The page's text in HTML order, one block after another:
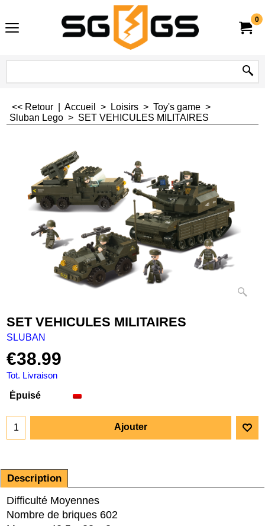
0
<< Retour Accueil > Loisirs > Toy's game >
Sluban Lego > SET VEHICULES MILITAIRES
SET VEHICULES MILITAIRES
SLUBAN
€38.99
Tot. Livraison
Épuisé
Ajouter
Description
Difficulté Moyennes
Nombre de briques 602